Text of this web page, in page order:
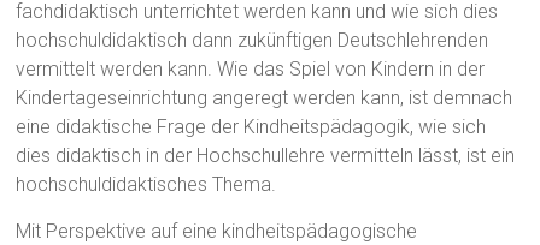
fachdidaktisch unterrichtet werden kann und wie sich dies
hochschuldidaktisch dann zukünftigen Deutschlehrenden
vermittelt werden kann. Wie das Spiel von Kindern in der
Kindertageseinrichtung angeregt werden kann, ist demnach
eine didaktische Frage der Kindheitspädagogik, wie sich
dies didaktisch in der Hochschullehre vermitteln lässt, ist ein
hochschuldidaktisches Thema.
Mit Perspektive auf eine kindheitspädagogische